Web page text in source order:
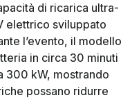
di ricarica ultra-
elettrico sviluppato
l’evento, il modello
in circa 30 minuti
300 kW, mostrando
possano ridurre